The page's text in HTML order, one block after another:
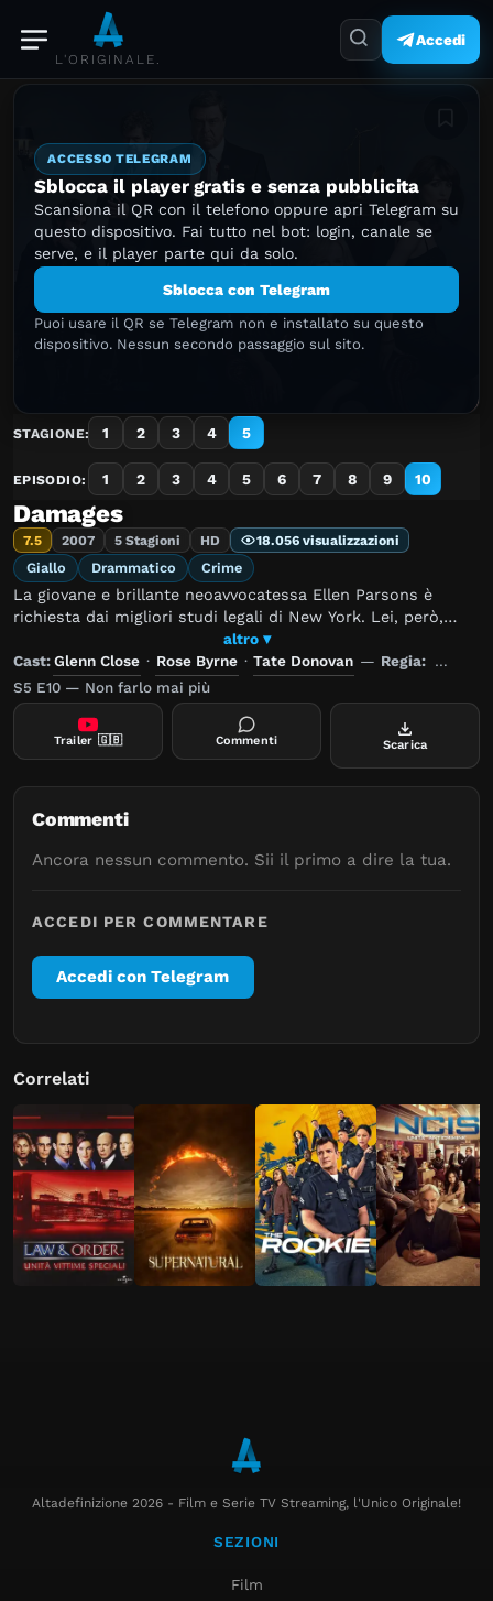
L'ORIGINALE.
Accedi
ACCESSO TELEGRAM
Sblocca il player gratis e senza pubblicita
Scansiona il QR con il telefono oppure apri Telegram su
questo dispositivo. Fai tutto nel bot: login, canale se
serve, e il player parte qui da solo.
Sblocca con Telegram
Puoi usare il QR se Telegram non e installato su questo
dispositivo. Nessun secondo passaggio sul sito.
STAGIONE: 1 2 3 4 5
EPISODIO: 1 2 3 4 5 6 7 8 9 10
Damages
7.5 2007 5 Stagioni HD 18.056 visualizzazioni
Giallo Drammatico Crime
La giovane e brillante neoavvocatessa Ellen Parsons è
richiesta dai migliori studi legali di New York. Lei, però,
desidera lavorare per Patty Hewes, un legale leggendario,
esperto in casi miliardari e temuto da tutte le grandi
multinazionali.
altro ▾
Cast:Glenn Close · Rose Byrne · Tate Donovan — Regia:
S5 E10 — Non farlo mai più
Trailer 🇬🇧 Commenti Scarica
Commenti
Ancora nessun commento. Sii il primo a dire la tua.
ACCEDI PER COMMENTARE
Accedi con Telegram
Correlati
Altadefinizione 2026 - Film e Serie TV Streaming, l'Unico Originale!
SEZIONI
Film